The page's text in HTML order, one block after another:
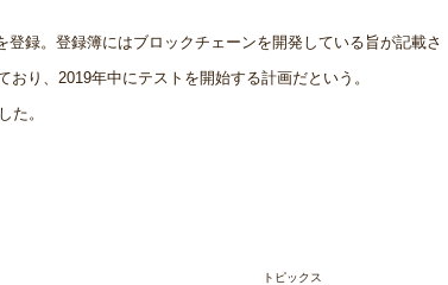
録。登録簿にはブロックチェーンを開発している旨が記載さ
り、2019年中にテストを開始する計画だという。
た。
トピックス